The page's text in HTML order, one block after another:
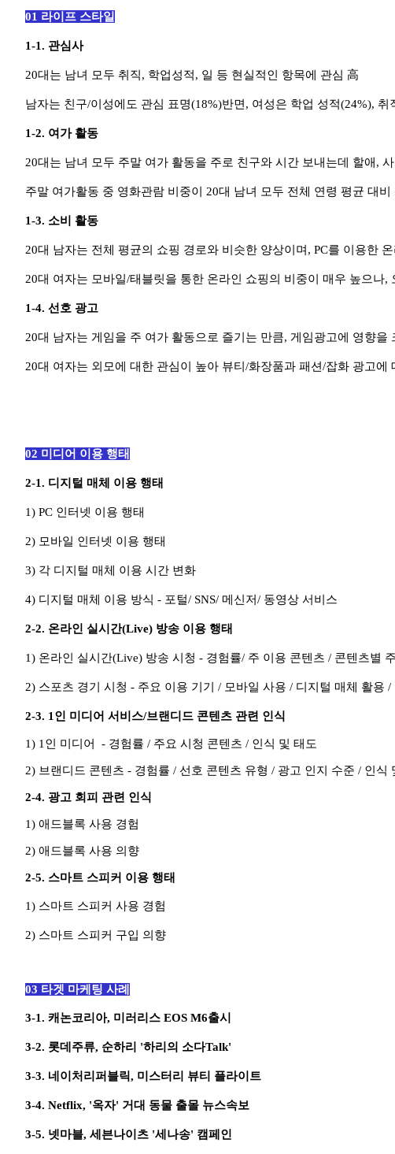
01 라이프 스타일
1-1. 관심사
20대는 남녀 모두 취직, 학업성적, 일 등 현실적인 항목에 관심 高
남자는 친구/이성에도 관심 표명(18%)반면, 여성은 학업 성적(24%), 취
1-2. 여가 활동
20대는 남녀 모두 주말 여가 활동을 주로 친구와 시간 보내는데 할애, 사
주말 여가활동 중 영화관람 비중이 20대 남녀 모두 전체 연령 평균 대비
1-3. 소비 활동
20대 남자는 전체 평균의 쇼핑 경로와 비슷한 양상이며, PC를 이용한
20대 여자는 모바일/태블릿을 통한 온라인 쇼핑의 비중이 매우 높으나,
1-4. 선호 광고
20대 남자는 게임을 주 여가 활동으로 즐기는 만큼, 게임광고에 영향을
20대 여자는 외모에 대한 관심이 높아 뷰티/화장품과 패션/잡화 광고에
02 미디어 이용 행태
2-1. 디지털 매체 이용 행태
1) PC 인터넷 이용 행태
2) 모바일 인터넷 이용 행태
3) 각 디지털 매체 이용 시간 변화
4) 디지털 매체 이용 방식 - 포털/ SNS/ 메신저/ 동영상 서비스
2-2. 온라인 실시간(Live) 방송 이용 행태
1) 온라인 실시간(Live) 방송 시청 - 경험률/ 주 이용 콘텐츠 / 콘텐츠별
2) 스포츠 경기 시청 - 주요 이용 기기 / 모바일 사용 / 디지털 매체 활용 /
2-3. 1인 미디어 서비스/브랜디드 콘텐츠 관련 인식
1) 1인 미디어 - 경험률 / 주요 시청 콘텐츠 / 인식 및 태도
2) 브랜디드 콘텐츠 - 경험률 / 선호 콘텐츠 유형 / 광고 인지 수준 / 인식
2-4. 광고 회피 관련 인식
1) 애드블록 사용 경험
2) 애드블록 사용 의향
2-5. 스마트 스피커 이용 행태
1) 스마트 스피커 사용 경험
2) 스마트 스피커 구입 의향
03 타겟 마케팅 사례
3-1. 캐논코리아, 미러리스 EOS M6출시
3-2. 롯데주류, 순하리 '하리의 소다Talk'
3-3. 네이처리퍼블릭, 미스터리 뷰티 플라이트
3-4. Netflix, '옥자' 거대 동물 출몰 뉴스속보
3-5. 넷마블, 세븐나이츠 '세나송' 캠페인